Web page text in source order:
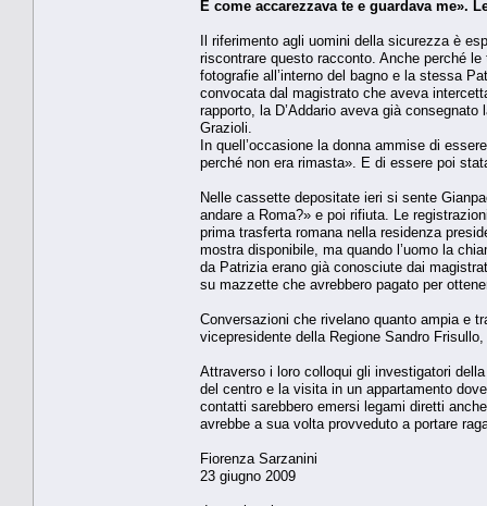
E come accarezzava te e guardava me».
Il riferimento agli uomini della sicurezza è
riscontrare questo racconto. Anche perché
fotografie all’interno del bagno e la stessa
convocata dal magistrato che aveva
rapporto, la D’Addario aveva già
Grazioli.
In quell’occasione la donna ammise di
perché non era rimasta». E di essere poi
Nelle cassette depositate ieri si sente
andare a Roma?» e poi rifiuta. Le
prima trasferta romana nella residenza
mostra disponibile, ma quando l’uomo la
da Patrizia erano già conosciute dai
su mazzette che avrebbero pagato per
Conversazioni che rivelano quanto ampia e
vicepresidente della Regione Sandro
Attraverso i loro colloqui gli investigatori
del centro e la visita in un appartamento
contatti sarebbero emersi legami diretti
avrebbe a sua volta provveduto a portare
Fiorenza Sarzanini
23 giugno 2009